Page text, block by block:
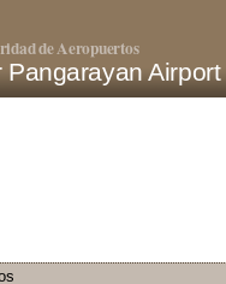
de Aeropuertos
Pangarayan Airport